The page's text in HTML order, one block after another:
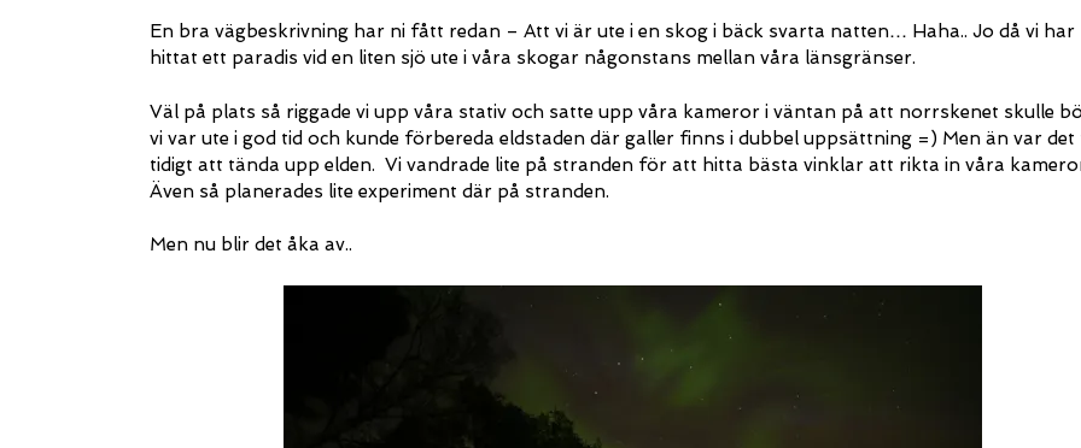
En bra vägbeskrivning har ni fått redan – Att vi är ute i en skog i bäck svarta natten… Haha.. Jo då vi har
hittat ett paradis vid en liten sjö ute i våra skogar någonstans mellan våra länsgränser.
Väl på plats så riggade vi upp våra stativ och satte upp våra kameror i väntan på att norrskenet skulle
vi var ute i god tid och kunde förbereda eldstaden där galler finns i dubbel uppsättning =) Men än var
tidigt att tända upp elden. Vi vandrade lite på stranden för att hitta bästa vinklar att rikta in våra
Även så planerades lite experiment där på stranden.
Men nu blir det åka av..